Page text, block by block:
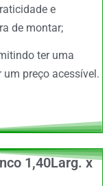
e
de montar;
ter uma
preço acessível.
1,40Larg. x